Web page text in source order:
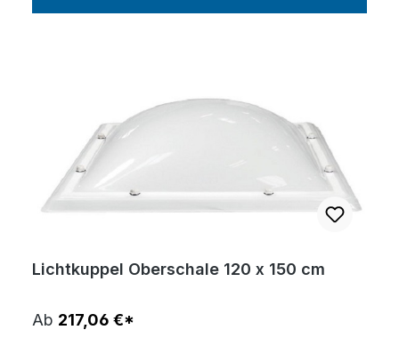
Lichtkuppel Oberschale 120 x 150 cm
Ab 217,06 €*